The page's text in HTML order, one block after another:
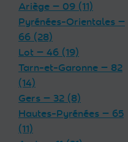
Ariège — 09 (11)
Pyrénées-Orientales —
66 (28)
Lot — 46 (19)
Tarn-et-Garonne — 82
(14)
Gers — 32 (8)
Hautes-Pyrénées — 65
(11)